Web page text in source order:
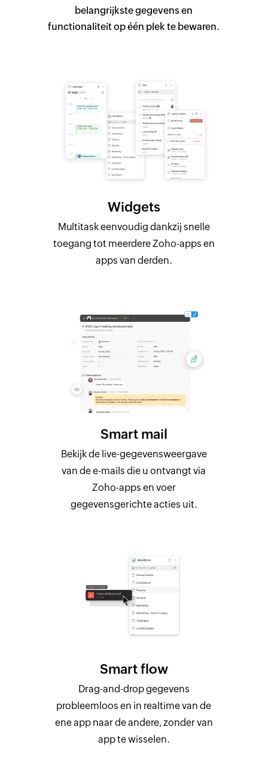
belangrijkste gegevens en
functionaliteit op één plek te bewaren.
Widgets
Multitask eenvoudig dankzij snelle
toegang tot meerdere Zoho-apps en
apps van derden.
Smart mail
Bekijk de live-gegevensweergave
van de e-mails die u ontvangt via
Zoho-apps en voer
gegevensgerichte acties uit.
Smart flow
Drag-and-drop gegevens
probleemloos en in realtime van de
ene app naar de andere, zonder van
app te wisselen.